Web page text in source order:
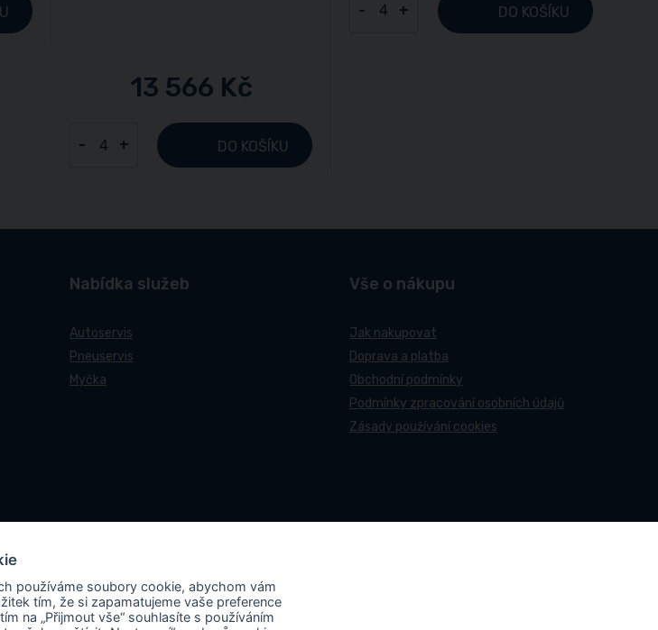
13 566 Kč
- + DO KOŠÍKU
- + DO KOŠÍKU
Nabídka služeb
Autoservis
Pneuservis
Myčka
Vše o nákupu
Jak nakupovat
Doprava a platba
Obchodní podmínky
Podmínky zpracování osobních údajů
Zásady používání cookies
používáme soubory cookie, abychom vám
tím, že si zapamatujeme vaše preference
na „Přijmout vše“ souhlasíte s používáním